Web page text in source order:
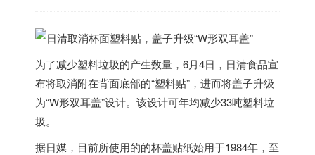
为了减少塑料垃圾的产生数量，6月4日，日清食品宣
布将取消附在背面底部的“塑料贴”，进而将盖子升级
为“W形双耳盖”设计。该设计可年均减少33吨塑料垃
圾。
据日媒，目前所使用的的杯盖贴纸始用于1984年，至